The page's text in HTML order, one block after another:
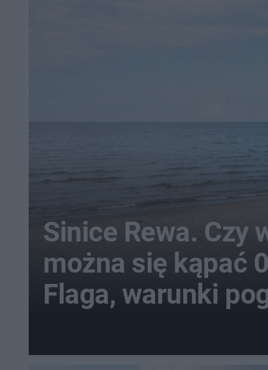
Sinice Rewa. Czy
można się kąpać
Flaga, warunki